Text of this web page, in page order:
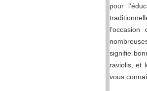
pour
signifie
raviolis, et
vous